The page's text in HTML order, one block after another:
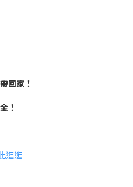
回家！
！
逛逛